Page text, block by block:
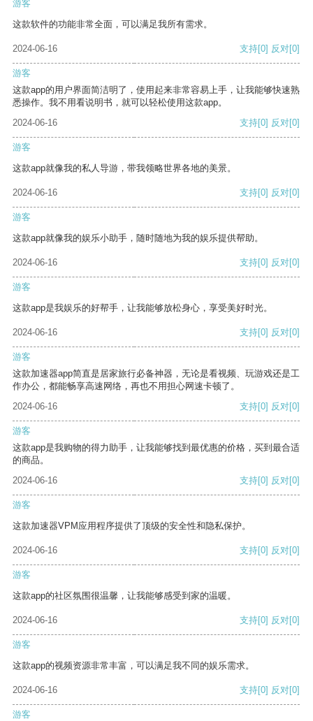
游客
这款软件的功能非常全面，可以满足我所有需求。
2024-06-16 支持[0] 反对[0]
游客
这款app的用户界面简洁明了，使用起来非常容易上手，让我能够快速熟
悉操作。我不用看说明书，就可以轻松使用这款app。
2024-06-16
支持[0] 反对[0]
游客
这款app就像我的私人导游，带我领略世界各地的美景。
2024-06-16 支持[0] 反对[0]
游客
这款app就像我的娱乐小助手，随时随地为我的娱乐提供帮助。
2024-06-16 支持[0] 反对[0]
游客
这款app是我娱乐的好帮手，让我能够放松身心，享受美好时光。
2024-06-16 支持[0] 反对[0]
游客
这款加速器app简直是居家旅行必备神器，无论是看视频、玩游戏还是工
作办公，都能畅享高速网络，再也不用担心网速卡顿了。
2024-06-16
支持[0] 反对[0]
游客
这款app是我购物的得力助手，让我能够找到最优惠的价格，买到最合适
的商品。
2024-06-16
支持[0] 反对[0]
游客
这款加速器VPM应用程序提供了顶级的安全性和隐私保护。
2024-06-16 支持[0] 反对[0]
游客
这款app的社区氛围很温馨，让我能够感受到家的温暖。
2024-06-16 支持[0] 反对[0]
游客
这款app的视频资源非常丰富，可以满足我不同的娱乐需求。
2024-06-16 支持[0] 反对[0]
游客